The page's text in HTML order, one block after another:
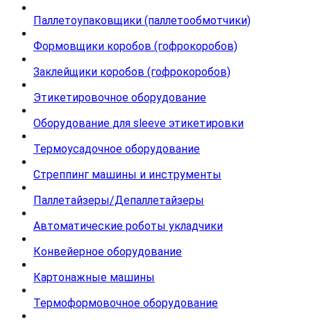
Паллетоупаковщики (паллетообмотчики)
Формовщики коробов (гофрокоробов)
Заклейщики коробов (гофрокоробов)
Этикетировочное оборудование
Оборудование для sleeve этикетировки
Термоусадочное оборудование
Стреппинг машины и инструменты
Паллетайзеры/Депаллетайзеры
Автоматические роботы укладчики
Конвейерное оборудование
Картонажные машины
Термоформовочное оборудование